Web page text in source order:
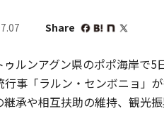
Share
ルンアグン県のポポ海岸で
行事「ラルン・センボニョ」
継承や相互扶助の維持、観光